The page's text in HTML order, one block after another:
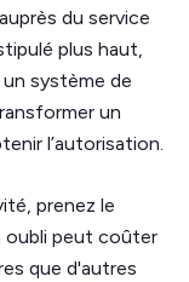
du service
plus haut,
système de
un
l’autorisation.
prenez le
oubli peut coûter
que d'autres